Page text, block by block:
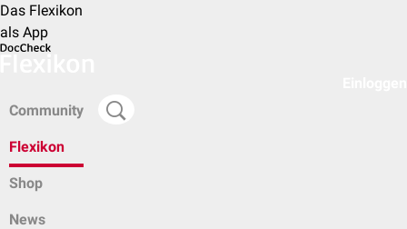
Das Flexikon
als App
Community
Flexikon
Shop
News